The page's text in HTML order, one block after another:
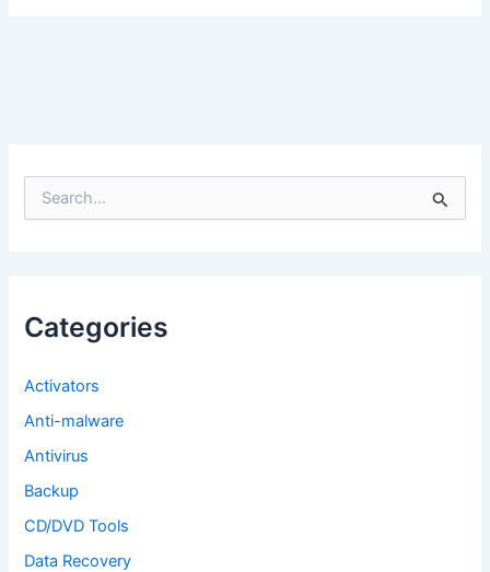
f
o
:
Categories
Activators
Anti-malware
Antivirus
Backup
CD/DVD Tools
Data Recovery